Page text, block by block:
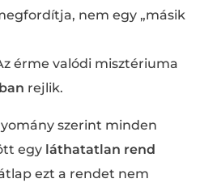
nem egy „másik
érme valódi misztériuma
rejlik.
szerint minden
egy láthatatlan rend
ezt a rendet nem